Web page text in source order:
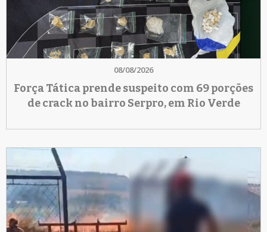
08/08/2026
Força Tática prende suspeito com 69 porções
de crack no bairro Serpro, em Rio Verde